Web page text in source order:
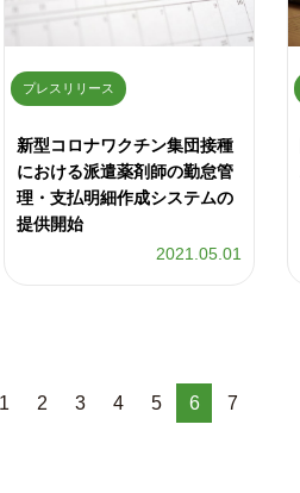
プレスリリース
新型コロナワクチン集団接種
における派遣薬剤師の勤怠管
理・支払明細作成システムの
提供開始
2021.05.01
1 2 3 4 5 6 7